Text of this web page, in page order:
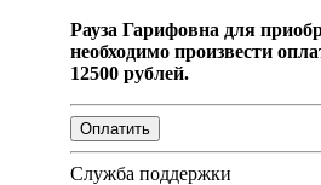
Рауза Гарифовна для
необходимо произвести
12500 рублей.
Служба поддержки